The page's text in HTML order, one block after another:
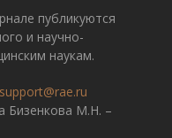
публикуются
и научно-
наукам.
support@rae.ru
Бизенкова М.Н. –